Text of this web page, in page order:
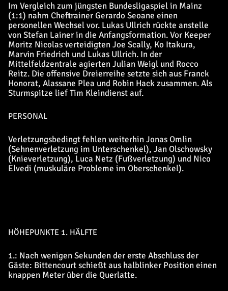
Im Vergleich zum jüngsten Bundesligaspiel in Mainz
(1:1) nahm Cheftrainer Gerardo Seoane einen
personellen Wechsel vor. Lukas Ullrich rückte anstelle
von Stefan Lainer in die Anfangsformation. Vor Keeper
Moritz Nicolas verteidigten Joe Scally, Ko Itakura,
Marvin Friedrich und Lukas Ullrich. In der
Mittelfeldzentrale agierten Julian Weigl und Rocco
Reitz. Die offensive Dreierreihe setzte sich aus Franck
Honorat, Alassane Plea und Robin Hack zusammen. Als
Sturmspitze lief Tim Kleindienst auf.
PERSONAL
Verletzungsbedingt fehlen weiterhin Jonas Omlin
(Sehnenverletzung im Unterschenkel), Jan Olschowsky
(Knieverletzung), Luca Netz (Fußverletzung) und Nico
Elvedi (muskuläre Probleme im Oberschenkel).
HÖHEPUNKTE 1. HÄLFTE
1.: Nach wenigen Sekunden der erste Abschluss der
Gäste: Bittencourt schießt aus halblinker Position einen
knappen Meter über die Querlatte.